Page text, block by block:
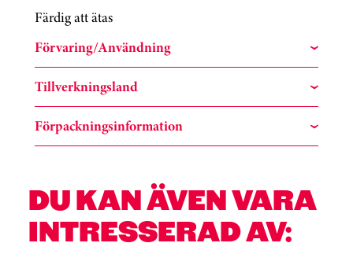
Färdig att ätas
Förvaring/Användning
Tillverkningsland
Förpackningsinformation
DU KAN ÄVEN VARA
INTRESSERAD AV: